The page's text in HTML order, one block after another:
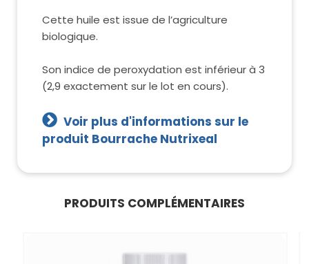
Cette huile est issue de l’agriculture
biologique.
Son indice de peroxydation est inférieur à 3
(2,9 exactement sur le lot en cours).
Voir plus d'informations sur le
produit Bourrache Nutrixeal
PRODUITS COMPLÉMENTAIRES